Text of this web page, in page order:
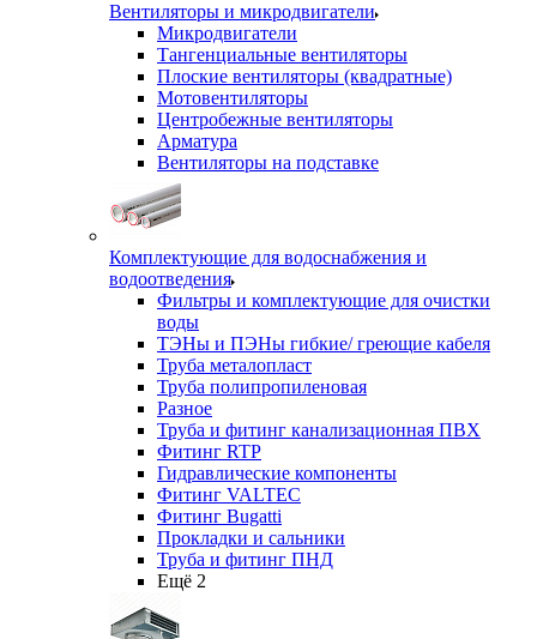
Вентиляторы и микродвигатели
Микродвигатели
Тангенциальные вентиляторы
Плоские вентиляторы (квадратные)
Мотовентиляторы
Центробежные вентиляторы
Арматура
Вентиляторы на подставке
Комплектующие для водоснабжения и
водоотведения
Фильтры и комплектующие для очистки
воды
ТЭНы и ПЭНы гибкие/ греющие кабеля
Труба металопласт
Труба полипропиленовая
Разное
Труба и фитинг канализационная ПВХ
Фитинг RTP
Гидравлические компоненты
Фитинг VALTEC
Фитинг Bugatti
Прокладки и сальники
Труба и фитинг ПНД
Ещё 2